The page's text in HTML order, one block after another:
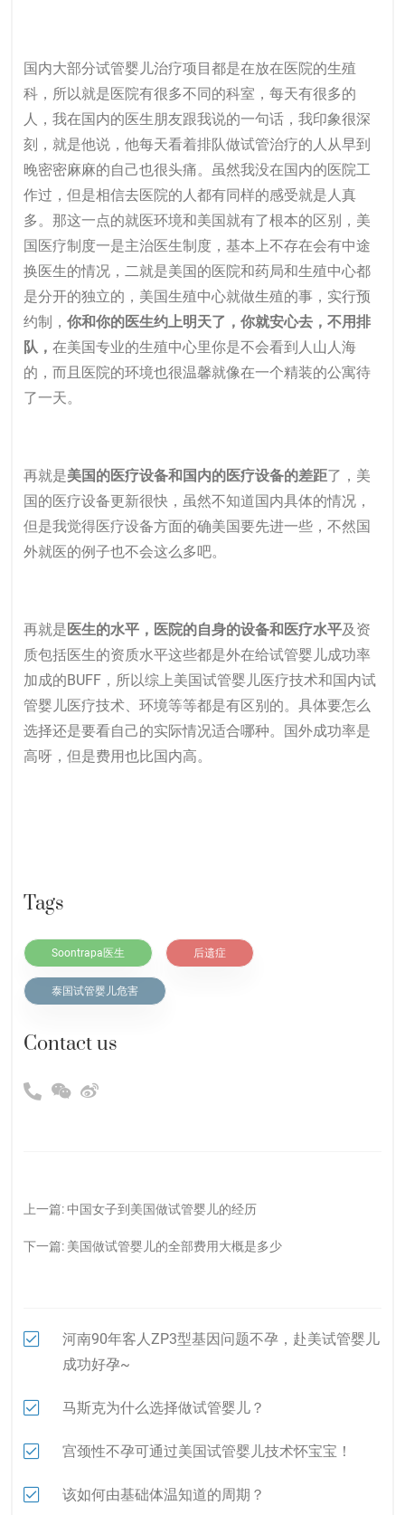
国内大部分试管婴儿治疗项目都是在放在医院的生殖
科，所以就是医院有很多不同的科室，每天有很多的
人，我在国内的医生朋友跟我说的一句话，我印象很深
刻，就是他说，他每天看着排队做试管治疗的人从早到
晚密密麻麻的自己也很头痛。虽然我没在国内的医院工
作过，但是相信去医院的人都有同样的感受就是人真
多。那这一点的就医环境和美国就有了根本的区别，美
国医疗制度一是主治医生制度，基本上不存在会有中途
换医生的情况，二就是美国的医院和药局和生殖中心都
是分开的独立的，美国生殖中心就做生殖的事，实行预
约制， 你和你的医生约上明天了，你就安心去，不用排
队， 在美国专业的生殖中心里你是不会看到人山人海
的，而且医院的环境也很温馨就像在一个精装的公寓待
了一天。
再就是美国的医疗设备和国内的医疗设备的差距了，美
国的医疗设备更新很快，虽然不知道国内具体的情况，
但是我觉得医疗设备方面的确美国要先进一些，不然国
外就医的例子也不会这么多吧。
再就是医生的水平，医院的自身的设备和医疗水平及资
质包括医生的资质水平这些都是外在给试管婴儿成功率
加成的BUFF，所以综上美国试管婴儿医疗技术和国内试
管婴儿医疗技术、环境等等都是有区别的。具体要怎么
选择还是要看自己的实际情况适合哪种。国外成功率是
高呀，但是费用也比国内高。
Tags
Soontrapa医生 后遗症
泰国试管婴儿危害
Contact us
上一篇:中国女子到美国做试管婴儿的经历
下一篇: 美国做试管婴儿的全部费用大概是多少
河南90年客人ZP3型基因问题不孕，赴美试管婴儿
成功好孕~
马斯克为什么选择做试管婴儿？
宫颈性不孕可通过美国试管婴儿技术怀宝宝！
该如何由基础体温知道的周期？